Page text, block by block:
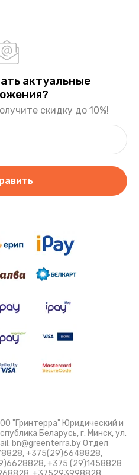
актуальные
скидку до 10%!
"Гринтерра" Юридический и
Беларусь, г. Минск, ул.
bn@greenterra.by Отдел
+375(29)6648828,
+375 (29)1458828